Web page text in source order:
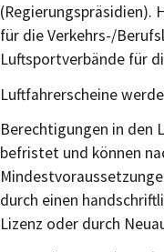
(Regierungspräsidien).
für die Verkehrs-/
Luftsportverbände für
Luftfahrerscheine
Berechtigungen in den
befristet und können
durch einen
Lizenz oder durch